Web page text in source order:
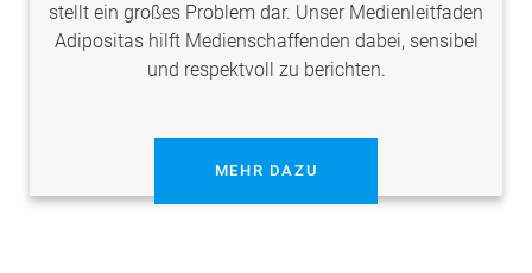
stellt ein großes Problem dar. Unser Medienleitfaden
Adipositas hilft Medienschaffenden dabei, sensibel
und respektvoll zu berichten.
MEHR DAZU